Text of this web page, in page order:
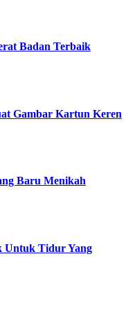
Badan Terbaik
Gambar Kartun Keren
Baru Menikah
Untuk Tidur Yang